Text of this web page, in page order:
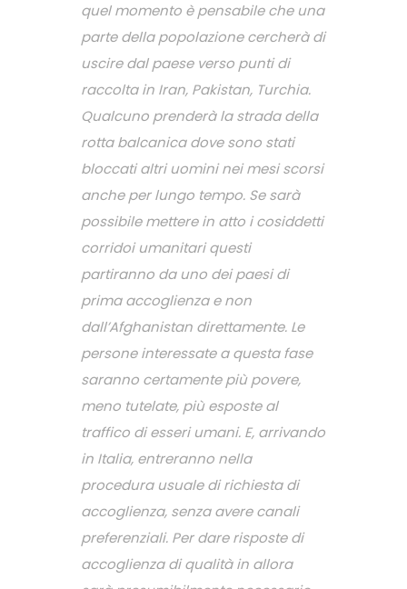
quel momento è pensabile che una
parte della popolazione cercherà di
uscire dal paese verso punti di
raccolta in Iran, Pakistan, Turchia.
Qualcuno prenderà la strada della
rotta balcanica dove sono stati
bloccati altri uomini nei mesi scorsi
anche per lungo tempo. Se sarà
possibile mettere in atto i cosiddetti
corridoi umanitari questi
partiranno da uno dei paesi di
prima accoglienza e non
dall’Afghanistan direttamente. Le
persone interessate a questa fase
saranno certamente più povere,
meno tutelate, più esposte al
traffico di esseri umani. E, arrivando
in Italia, entreranno nella
procedura usuale di richiesta di
accoglienza, senza avere canali
preferenziali. Per dare risposte di
accoglienza di qualità in allora